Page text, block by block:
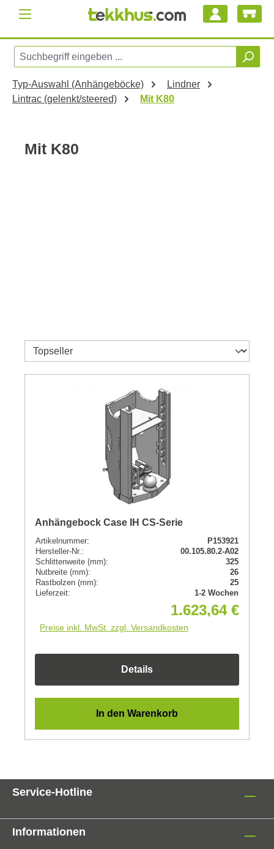
Zum Hauptinhalt springen
Typ-Auswahl (Anhängeböcke)
Lindner
Lintrac (gelenkt/steered)
Mit K80
Mit K80
Anhängebock Case IH CS-Serie
Artikelnummer:
P153921
Hersteller-Nr.:
00.105.80.2-A02
Schlittenweite (mm):
325
Nutbreite (mm):
26
Rastbolzen (mm):
25
Lieferzeit:
1-2 Wochen
1.623,64 €
Preise inkl. MwSt. zzgl. Versandkosten
Details
In den Warenkorb
Service-Hotline
Informationen